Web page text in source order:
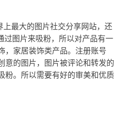
最大的图片社交分享网站，还
过图片来吸粉，所以对产品有一
，家居装饰类产品。注册账号
意的图片，图片被评论和转发的
粉。所以需要有好的审美和优质